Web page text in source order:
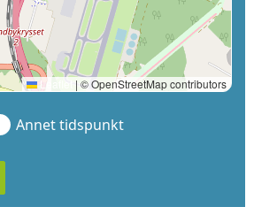
Leaflet | © OpenStreetMap contributors
Annet tidspunkt